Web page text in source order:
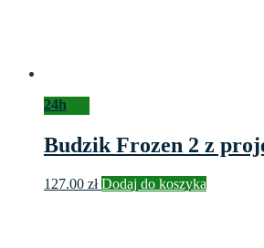
24h
Budzik Frozen 2 z
127.00 zł Dodaj do koszyka